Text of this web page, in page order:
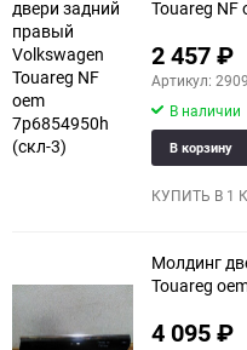
Touareg NF
2 457₽
Артикул:
В наличии
В корзину
КУПИТЬ В 1
Молдинг
Touareg
4 095₽